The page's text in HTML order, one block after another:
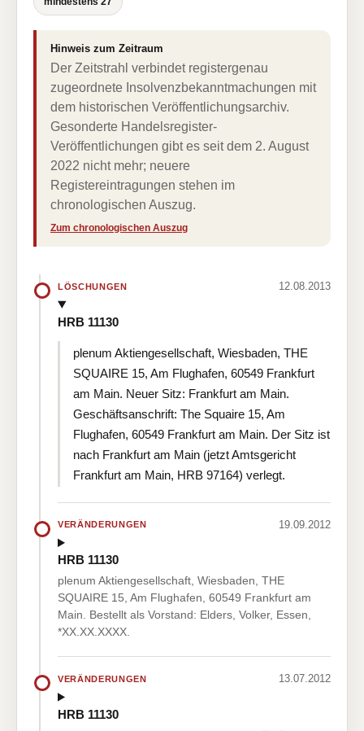
Hinweis zum Zeitraum
Der Zeitstrahl verbindet registergenau
zugeordnete Insolvenzbekanntmachungen mit
dem historischen Veröffentlichungsarchiv.
Gesonderte Handelsregister-
Veröffentlichungen gibt es seit dem 2. August
2022 nicht mehr; neuere
Registereintragungen stehen im
chronologischen Auszug.
Zum chronologischen Auszug
LÖSCHUNGEN 12.08.2013
HRB 11130
plenum Aktiengesellschaft, Wiesbaden, THE
SQUAIRE 15, Am Flughafen, 60549 Frankfurt
am Main. Neuer Sitz: Frankfurt am Main.
Geschäftsanschrift: The Squaire 15, Am
Flughafen, 60549 Frankfurt am Main. Der Sitz ist
nach Frankfurt am Main (jetzt Amtsgericht
Frankfurt am Main, HRB 97164) verlegt.
VERÄNDERUNGEN 19.09.2012
HRB 11130
plenum Aktiengesellschaft, Wiesbaden, THE
SQUAIRE 15, Am Flughafen, 60549 Frankfurt am
Main. Bestellt als Vorstand: Elders, Volker, Essen,
*XX.XX.XXXX.
VERÄNDERUNGEN 13.07.2012
HRB 11130